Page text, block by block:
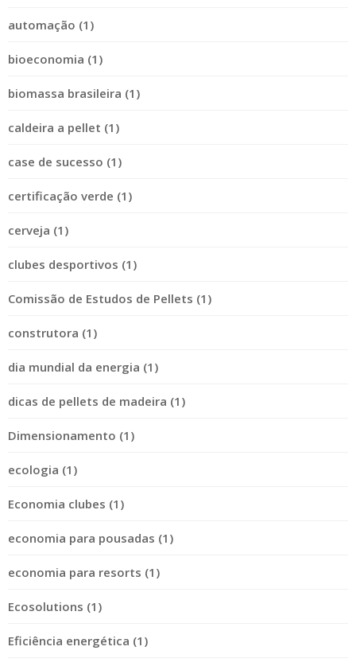
automação (1)
bioeconomia (1)
biomassa brasileira (1)
caldeira a pellet (1)
case de sucesso (1)
certificação verde (1)
cerveja (1)
clubes desportivos (1)
Comissão de Estudos de Pellets (1)
construtora (1)
dia mundial da energia (1)
dicas de pellets de madeira (1)
Dimensionamento (1)
ecologia (1)
Economia clubes (1)
economia para pousadas (1)
economia para resorts (1)
Ecosolutions (1)
Eficiência energética (1)